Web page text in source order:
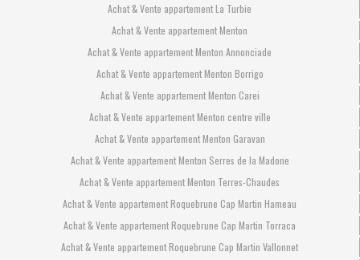
Achat & Vente appartement La Turbie
Achat & Vente appartement Menton
Achat & Vente appartement Menton Annonciade
Achat & Vente appartement Menton Borrigo
Achat & Vente appartement Menton Carei
Achat & Vente appartement Menton centre ville
Achat & Vente appartement Menton Garavan
Achat & Vente appartement Menton Serres de la Madone
Achat & Vente appartement Menton Terres-Chaudes
Achat & Vente appartement Roquebrune Cap Martin Hameau
Achat & Vente appartement Roquebrune Cap Martin Torraca
Achat & Vente appartement Roquebrune Cap Martin Vallonnet